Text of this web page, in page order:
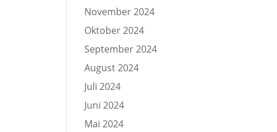
November 2024
Oktober 2024
September 2024
August 2024
Juli 2024
Juni 2024
Mai 2024